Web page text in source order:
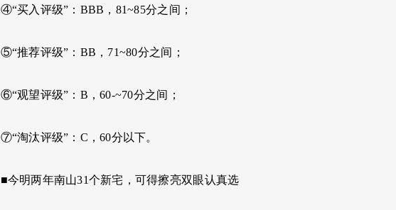
④“买入评级”：BBB，81~85分之间；
⑤“推荐评级”：BB，71~80分之间；
⑥“观望评级”：B，60-~70分之间；
⑦“淘汰评级”：C，60分以下。
■今明两年南山31个新宅，可得擦亮双眼认真选